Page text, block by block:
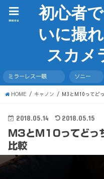
初心者
いに撮
スカメ
menu
ミラーレス一眼 ソニー
HOME キャノン M3とM10ってど
2018.05.14 2018.05.15
M3とM10ってどっ
比較